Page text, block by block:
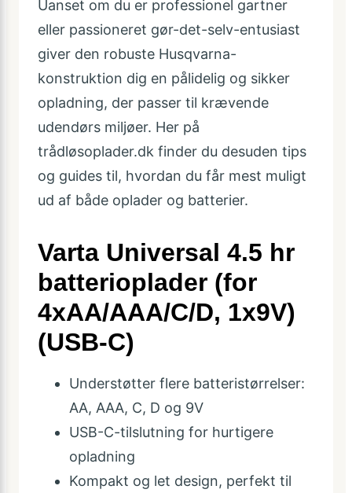
Uanset om du er professionel gartner
eller passioneret gør-det-selv-entusiast
giver den robuste Husqvarna-
konstruktion dig en pålidelig og sikker
opladning, der passer til krævende
udendørs miljøer. Her på
trådløsoplader.dk finder du desuden tips
og guides til, hvordan du får mest muligt
ud af både oplader og batterier.
Varta Universal 4.5 hr
batterioplader (for
4xAA/AAA/C/D, 1x9V)
(USB-C)
Understøtter flere batteristørrelser:
AA, AAA, C, D og 9V
USB-C-tilslutning for hurtigere
opladning
Kompakt og let design, perfekt til